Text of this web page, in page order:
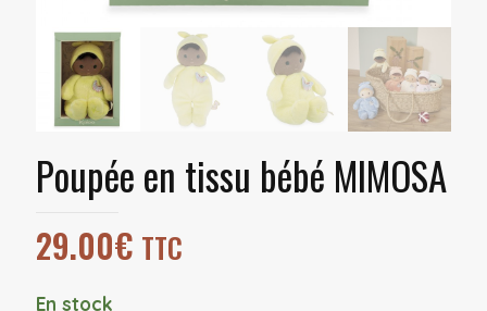
Poupée en tissu bébé MIMOSA
29.00€ TTC
En stock